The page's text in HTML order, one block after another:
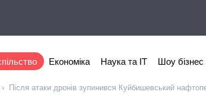
Економіка Наука та IT Шоу бізнес
Після атаки дронів зупинився Куйбишевський